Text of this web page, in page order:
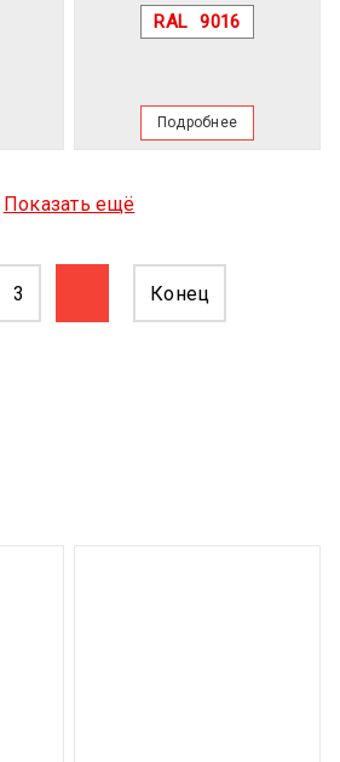
RAL 9016
Подробнее
Показать ещё
3 Конец